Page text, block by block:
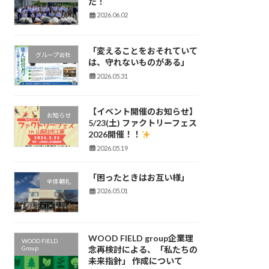
2026.06.02
グループ会社
「変えることをおそれていて
は、守れないものがある」
2026.05.31
お知らせ
【イベント開催のお知らせ】
5/23(土) ファクトリーフェス
2026開催！！
2026.05.19
全体朝礼 「困ったときはお互い様」
2026.05.01
WOOD FIELD
Group
WOOD FIELD group企業理
念再検討による、「私たちの
未来指針」 作成について